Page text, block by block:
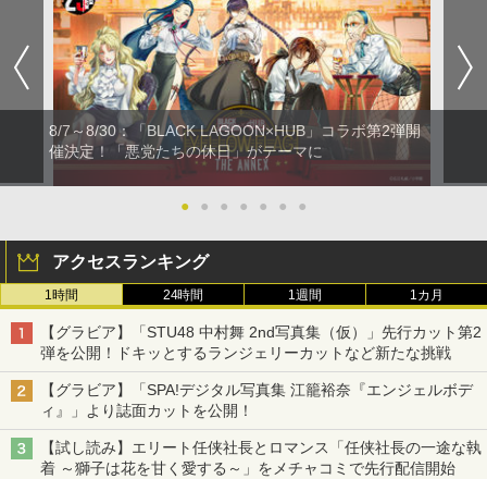
8/7～8/30：「BLACK LAGOON×HUB」コラボ第2弾開
催決定！「悪党たちの休日」がテーマに
● ● ● ● ● ● ●
アクセスランキング
1時間 24時間 1週間 1カ月
【グラビア】「STU48 中村舞 2nd写真集（仮）」先行カット第2
弾を公開！ドキッとするランジェリーカットなど新たな挑戦
【グラビア】「SPA!デジタル写真集 江籠裕奈『エンジェルボデ
ィ』」より誌面カットを公開！
【試し読み】エリート任侠社長とロマンス「任侠社長の一途な執
着 ～獅子は花を甘く愛する～」をメチャコミで先行配信開始